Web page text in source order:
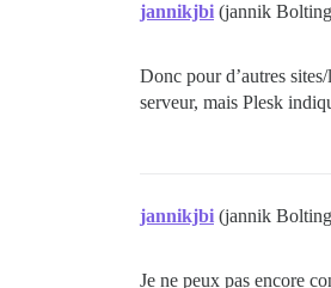
jannikjbi (jannik
Donc pour d’autres
serveur, mais Plesk
jannikjbi (jannik
Je ne peux pas encore